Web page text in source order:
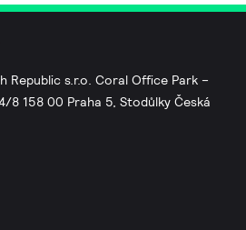
Republic s.r.o. Coral Office Park –
8 158 00 Praha 5, Stodůlky Česká